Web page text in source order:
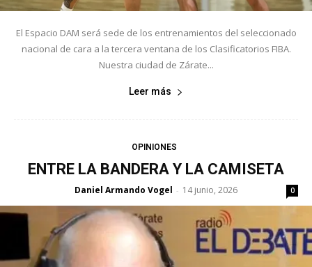
El Espacio DAM será sede de los entrenamientos del seleccionado
nacional de cara a la tercera ventana de los Clasificatorios FIBA.
Nuestra ciudad de Zárate...
Leer más
OPINIONES
ENTRE LA BANDERA Y LA CAMISETA
Daniel Armando Vogel - 14 junio, 2026 0